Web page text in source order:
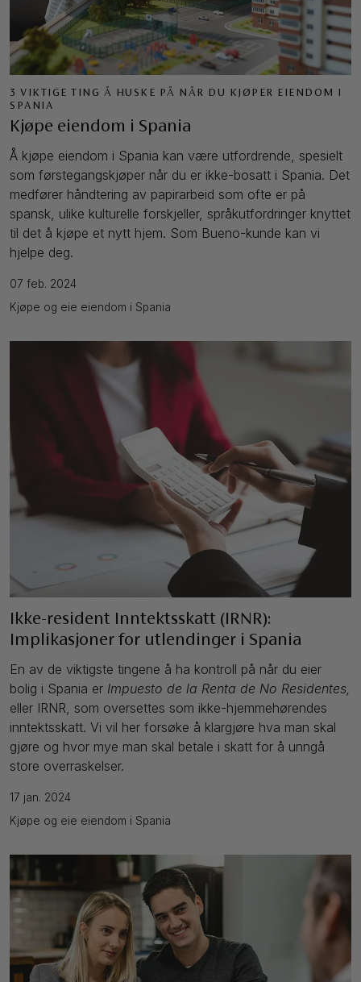
3 VIKTIGE TING Å HUSKE PÅ NÅR DU KJØPER EIENDOM I
SPANIA
Kjøpe eiendom i Spania
Å kjøpe eiendom i Spania kan være utfordrende, spesielt
som førstegangskjøper når du er ikke-bosatt i Spania. Det
medfører håndtering av papirarbeid som ofte er på
spansk, ulike kulturelle forskjeller, språkutfordringer knyttet
til det å kjøpe et nytt hjem. Som Bueno-kunde kan vi
hjelpe deg.
07 feb. 2024
Kjøpe og eie eiendom i Spania
Ikke-resident Inntektsskatt (IRNR):
Implikasjoner for utlendinger i Spania
En av de viktigste tingene å ha kontroll på når du eier
bolig i Spania er Impuesto de la Renta de No Residentes,
eller IRNR, som oversettes som ikke-hjemmehørendes
inntektsskatt. Vi vil her forsøke å klargjøre hva man skal
gjøre og hvor mye man skal betale i skatt for å unngå
store overraskelser.
17 jan. 2024
Kjøpe og eie eiendom i Spania